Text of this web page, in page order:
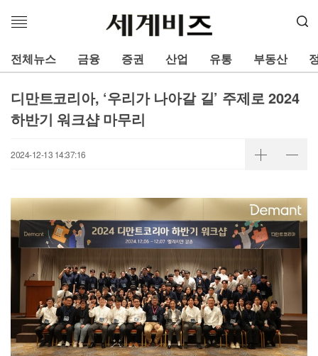
메
열
기
전체뉴스 금융 증권 산업 유통 부동산
디만트코리아, ‘우리가 나아갈 길’ 주제로 2024
하반기 워크샵 마무리
2024-12-13 14:37:16